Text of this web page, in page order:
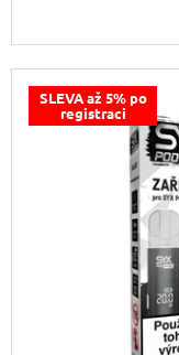
SLEVA až 5% po
registraci